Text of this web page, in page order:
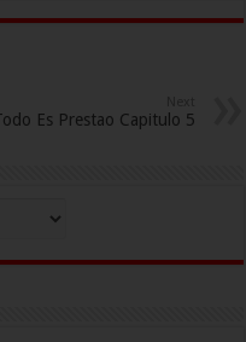
Es Prestao Capitulo 5